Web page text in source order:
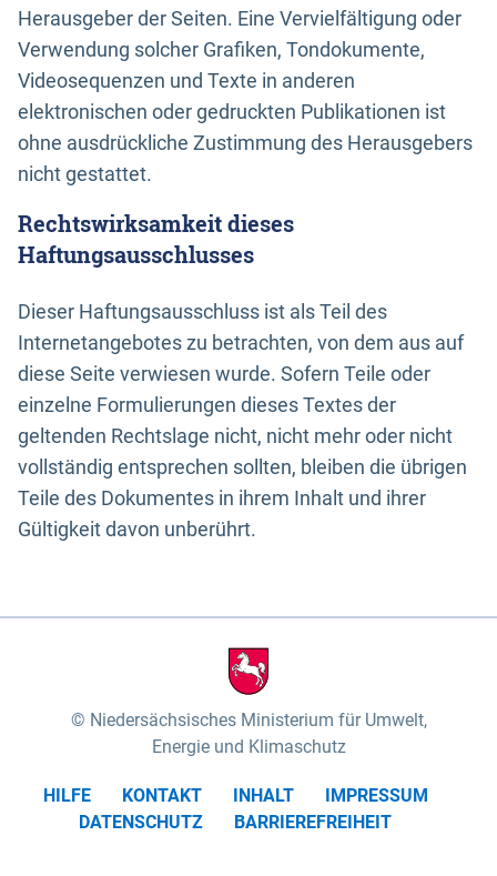
Herausgeber der Seiten. Eine Vervielfältigung oder
Verwendung solcher Grafiken, Tondokumente,
Videosequenzen und Texte in anderen
elektronischen oder gedruckten Publikationen ist
ohne ausdrückliche Zustimmung des Herausgebers
nicht gestattet.
Rechtswirksamkeit dieses
Haftungsausschlusses
Dieser Haftungsausschluss ist als Teil des
Internetangebotes zu betrachten, von dem aus auf
diese Seite verwiesen wurde. Sofern Teile oder
einzelne Formulierungen dieses Textes der
geltenden Rechtslage nicht, nicht mehr oder nicht
vollständig entsprechen sollten, bleiben die übrigen
Teile des Dokumentes in ihrem Inhalt und ihrer
Gültigkeit davon unberührt.
Niedersächsisches Ministerium für Umwelt,
Energie und Klimaschutz
HILFE KONTAKT INHALT
IMPRESSUM
DATENSCHUTZ
BARRIEREFREIHEIT